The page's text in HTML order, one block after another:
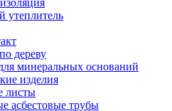
утеплитель
дереву
минеральных оснований
изделия
листы
асбестовые трубы